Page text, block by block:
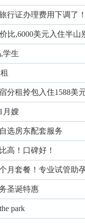
行证办理费用下调了
比,6000美元入住半山
学生
分租拎包入住1588美
月嫂
选房东配套服务
高！口碑好！
月套餐！专业试管助
圣诞特惠
park